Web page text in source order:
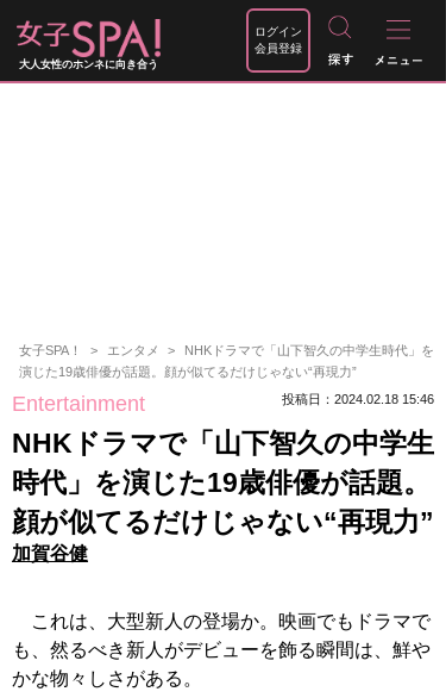
大人女性のホンネに向き合う
ログイン
会員登録
女子SPA！ エンタメ
NHKドラマで「山下智久の中学生時代」を
演じた19歳俳優が話題。顔が似てるだけじゃない“再現力”
Entertainment 投稿日：2024.02.18 15:46
NHKドラマで「山下智久の中学生
時代」を演じた19歳俳優が話題。
顔が似てるだけじゃない“再現力”
加賀谷健
これは、大型新人の登場か。映画でもドラマで
も、然るべき新人がデビューを飾る瞬間は、鮮や
かな物々しさがある。